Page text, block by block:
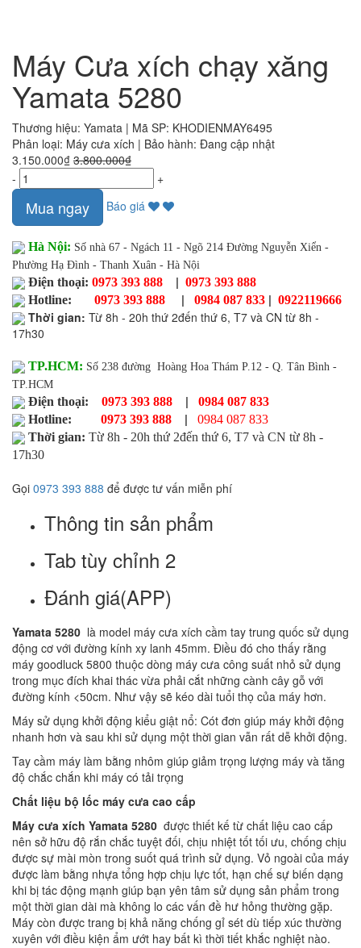
Máy Cưa xích chạy xăng
Yamata 5280
Thương hiệu: Yamata | Mã SP: KHODIENMAY6495
Phân loại: Máy cưa xích | Bảo hành: Đang cập nhật
3.150.000₫ 3.800.000₫
-
+
Mua ngay Báo giá
Hà Nội: Số nhà 67 - Ngách 11 - Ngõ 214 Đường Nguyễn Xiển -
Phường Hạ Đình - Thanh Xuân - Hà Nội
Điện thoại: 0973 393 888 | 0973 393 888
Hotline:
0973 393 888 | 0984 087 833 | 0922119666
Thời gian: Từ 8h - 20h thứ 2đến thứ 6, T7 và CN từ 8h -
17h30
TP.HCM: Số 238 đường Hoàng Hoa Thám P.12 - Q. Tân Bình -
TP.HCM
Điện thoại: 0973 393 888 |
0984 087 833
Hotline:
0973 393 888 |
0984 087 833
Thời gian: Từ 8h - 20h thứ 2đến thứ 6, T7 và CN từ 8h -
17h30
Gọi 0973 393 888 để được tư vấn miễn phí
Thông tin sản phẩm
Tab tùy chỉnh 2
Đánh giá(APP)
Yamata 5280 là model máy cưa xích cầm tay trung quốc sử dụng
động cơ với đường kính xy lanh 45mm. Điều đó cho thấy rằng
máy goodluck 5800 thuộc dòng máy cưa công suất nhỏ sử dụng
trong mục đích khai thác vừa phải cắt những cành cây gỗ với
đường kính <50cm. Như vậy sẽ kéo dài tuổi thọ của máy hơn.
Máy sử dụng khởi động kiểu giật nổ: Cót đơn giúp máy khởi động
nhanh hơn và sau khi sử dụng một thời gian vẫn rất dễ khởi động.
Tay cầm máy làm bằng nhôm giúp giảm trọng lượng máy và tăng
độ chắc chắn khi máy có tải trọng
Chất liệu bộ lốc máy cưa cao cấp
Máy cưa xích Yamata 5280 được thiết kế từ chất liệu cao cấp
nên sở hữu độ rắn chắc tuyệt đối, chịu nhiệt tốt tối ưu, chống chịu
được sự mài mòn trong suốt quá trình sử dụng. Vỏ ngoài của máy
được làm bằng nhựa tổng hợp chịu lực tốt, hạn chế sự biến dạng
khi bị tác động mạnh giúp bạn yên tâm sử dụng sản phẩm trong
một thời gian dài mà không lo các vấn đề hư hỏng thường gặp.
Máy còn được trang bị khả năng chống gỉ sét dù tiếp xúc thường
xuyên với điều kiện ẩm ướt hay bất kì thời tiết khắc nghiệt nào.